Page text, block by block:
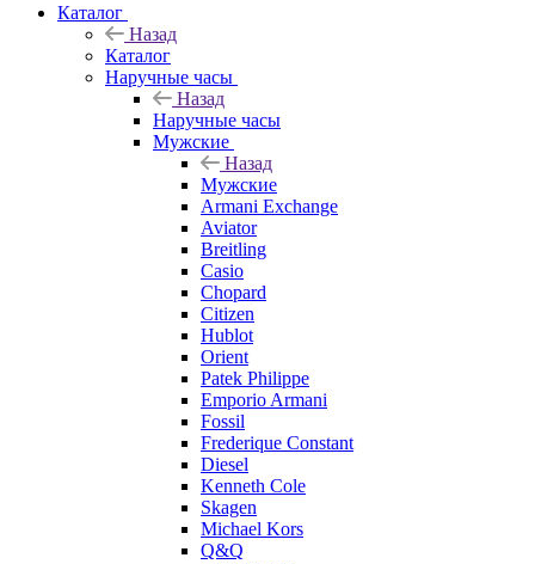
Каталог
Назад
Каталог
Наручные часы
Назад
Наручные часы
Мужские
Назад
Мужские
Armani Exchange
Aviator
Breitling
Casio
Chopard
Citizen
Hublot
Orient
Patek Philippe
Emporio Armani
Fossil
Frederique Constant
Diesel
Kenneth Cole
Skagen
Michael Kors
Q&Q